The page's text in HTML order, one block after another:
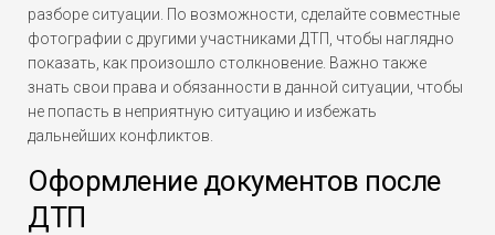
разборе ситуации. По возможности, сделайте совместные
фотографии с другими участниками ДТП, чтобы наглядно
показать, как произошло столкновение. Важно также
знать свои права и обязанности в данной ситуации, чтобы
не попасть в неприятную ситуацию и избежать
дальнейших конфликтов.
Оформление документов после
ДТП